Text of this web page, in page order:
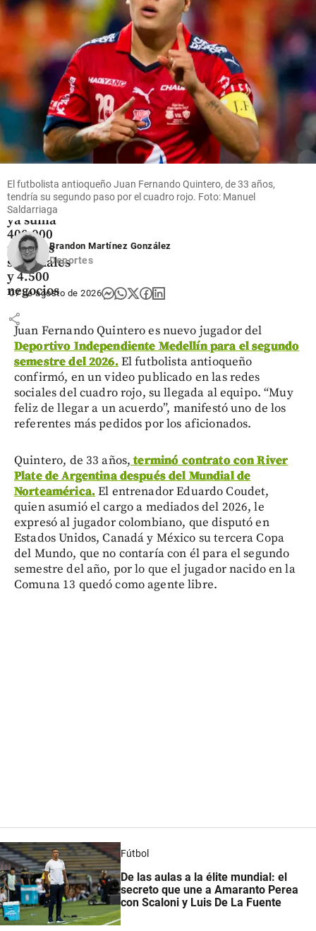
militar
Espriella
share
Oriente
antioqueño
share
Economía
Rappi pisa
el
acelerador
en
Medellín,
ya suma
400.000
pedidos
semanales
y 4.500
negocios
share
El futbolista antioqueño Juan Fernando Quintero, de 33 años,
tendría su segundo paso por el cuadro rojo. Foto: Manuel
Saldarriaga
Brandon Martínez González
Deportes
07 de agosto de 2026
Juan Fernando Quintero es nuevo jugador del
Deportivo Independiente Medellín para el segundo
semestre del 2026. El futbolista antioqueño
confirmó, en un video publicado en las redes
sociales del cuadro rojo, su llegada al equipo. “Muy
feliz de llegar a un acuerdo”, manifestó uno de los
referentes más pedidos por los aficionados.
Quintero, de 33 años, terminó contrato con River
Plate de Argentina después del Mundial de
Norteamérica. El entrenador Eduardo Coudet,
quien asumió el cargo a mediados del 2026, le
expresó al jugador colombiano, que disputó en
Estados Unidos, Canadá y México su tercera Copa
del Mundo, que no contaría con él para el segundo
semestre del año, por lo que el jugador nacido en la
Comuna 13 quedó como agente libre.
Fútbol
De las aulas a la élite mundial: el
secreto que une a Amaranto Perea
con Scaloni y Luis De La Fuente